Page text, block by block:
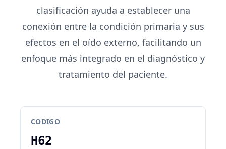
clasificación ayuda a establecer una
conexión entre la condición primaria y sus
efectos en el oído externo, facilitando un
enfoque más integrado en el diagnóstico y
tratamiento del paciente.
CODIGO
H62